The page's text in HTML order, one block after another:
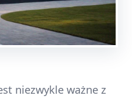
niezwykle ważne z